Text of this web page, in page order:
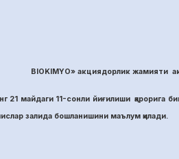
BIOKIMYO» акциядорлик жамияти
21 майдаги 11-сонли йиғилиши
залида бошланишини маълум қилади.